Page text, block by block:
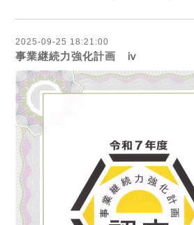
2025-09-25 18:21:00
事業継続力強化計画 ⅳ